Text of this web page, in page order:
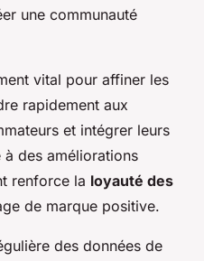
une communauté
vital pour affiner les
rapidement aux
et intégrer leurs
des améliorations
renforce la loyauté des
de marque positive.
des données de